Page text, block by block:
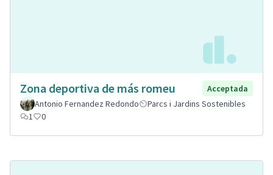
Zona deportiva de más romeu
Acceptada
Antonio Fernandez Redondo
Parcs i Jardins Sostenibles
1
0